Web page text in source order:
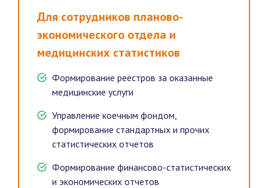
Для сотрудников планово-
экономического отдела и
медицинских статистиков
Формирование реестров за оказанные
медицинские услуги
Управление коечным фондом,
формирование стандартных и прочих
статистических отчетов
Формирование финансово-статистических
и экономических отчетов